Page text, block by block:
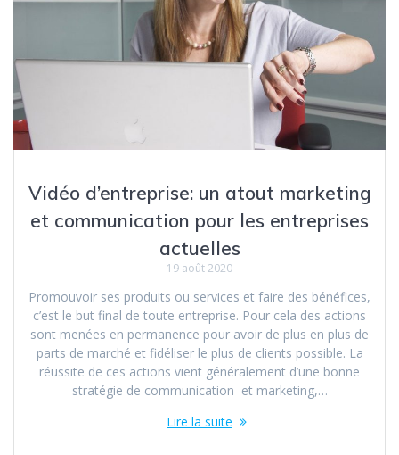
Vidéo d’entreprise: un atout marketing
et communication pour les entreprises
actuelles
19 août 2020
Promouvoir ses produits ou services et faire des bénéfices,
c’est le but final de toute entreprise. Pour cela des actions
sont menées en permanence pour avoir de plus en plus de
parts de marché et fidéliser le plus de clients possible. La
réussite de ces actions vient généralement d’une bonne
stratégie de communication et marketing,…
Lire la suite